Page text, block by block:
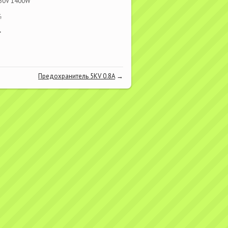
Предохранитель 5KV 0.8A→